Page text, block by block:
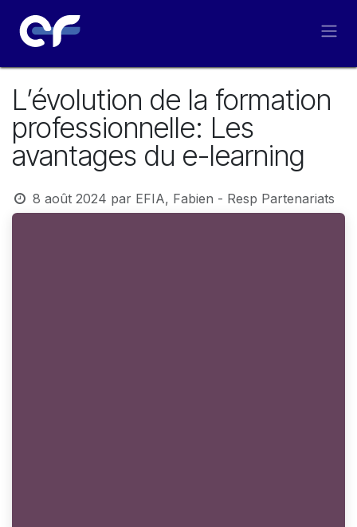
L’évolution de la formation
professionnelle: Les
avantages du e-learning
8 août 2024 par EFIA, Fabien - Resp Partenariats